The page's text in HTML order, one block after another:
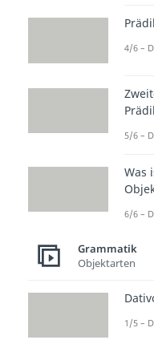
Im
4/6 –
5/6 –
Was
6/6 –
Grammatik
Objektarten
1/5 –